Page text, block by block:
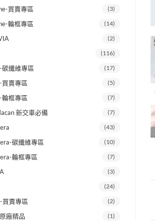
買賣專區 (3)
輪框專區 (14)
(2)
(116)
碳纖維專區 (17)
買賣專區 (5)
輪框專區 (7)
新交車必備 (7)
(43)
碳纖維專區 (10)
輪框專區 (7)
(3)
(24)
買賣專區 (2)
廠精品 (1)